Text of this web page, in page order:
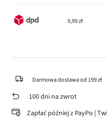
9,99 zł
Darmowa dostawa od 199 zł
100 dni na zwrot
Zapłać później z PayPo |